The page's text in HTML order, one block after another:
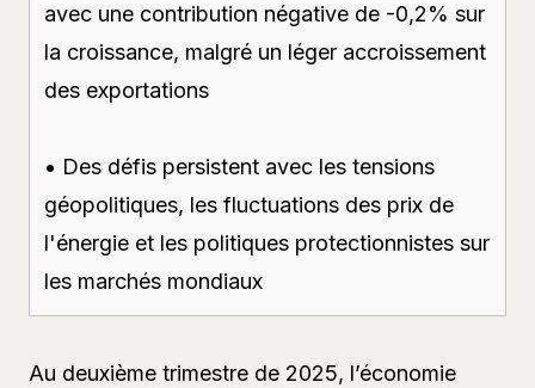
avec une contribution négative de -0,2% sur
la croissance, malgré un léger accroissement
des exportations
• Des défis persistent avec les tensions
géopolitiques, les fluctuations des prix de
l'énergie et les politiques protectionnistes sur
les marchés mondiaux
Au deuxième trimestre de 2025, l’économie